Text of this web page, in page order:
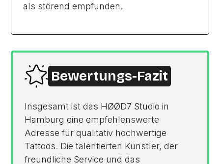
als störend empfunden.
Bewertungs-Fazit
Insgesamt ist das HØØD7 Studio in
Hamburg eine empfehlenswerte
Adresse für qualitativ hochwertige
Tattoos. Die talentierten Künstler, der
freundliche Service und das